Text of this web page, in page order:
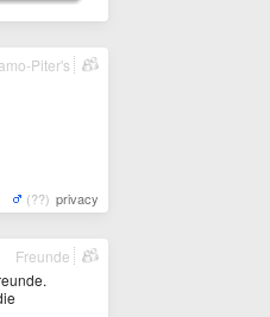
(??) privacy
Piter's
Freunde